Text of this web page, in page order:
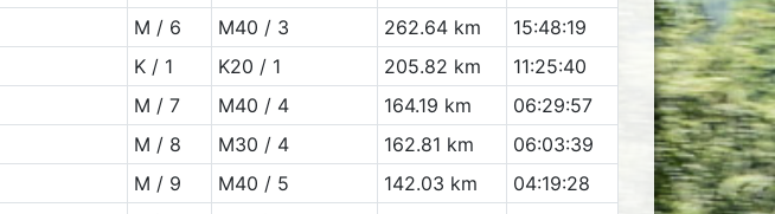
M / 6 M40 / 3 262.64 km
15:48:19
K / 1 K20 / 1 205.82 km
11:25:40
M / 7 M40 / 4 164.19 km
06:29:57
M / 8 M30 / 4 162.81 km
06:03:39
M / 9 M40 / 5 142.03 km
04:19:28